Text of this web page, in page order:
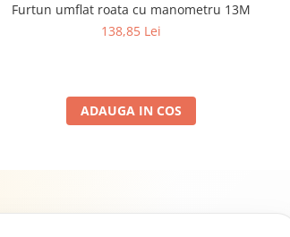
Furtun umflat roata cu manometru 13M
138,85 Lei
ADAUGA IN COS